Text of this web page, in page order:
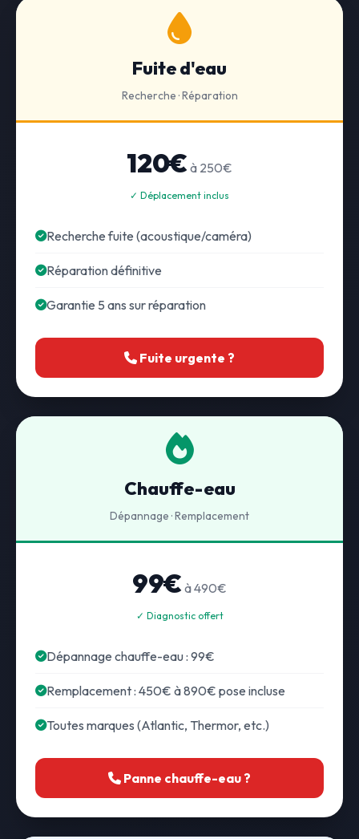
Fuite d'eau
Recherche · Réparation
120€ à 250€
✓ Déplacement inclus
Recherche fuite (acoustique/caméra)
Réparation définitive
Garantie 5 ans sur réparation
Fuite urgente ?
Chauffe-eau
Dépannage · Remplacement
99€ à 490€
✓ Diagnostic offert
Dépannage chauffe-eau : 99€
Remplacement : 450€ à 890€ pose incluse
Toutes marques (Atlantic, Thermor, etc.)
Panne chauffe-eau ?